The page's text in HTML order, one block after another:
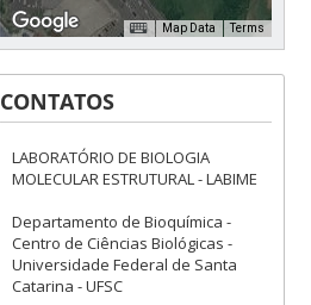
Map Data Terms
CONTATOS
LABORATÓRIO DE BIOLOGIA
MOLECULAR ESTRUTURAL - LABIME
Departamento de Bioquímica -
Centro de Ciências Biológicas -
Universidade Federal de Santa
Catarina - UFSC